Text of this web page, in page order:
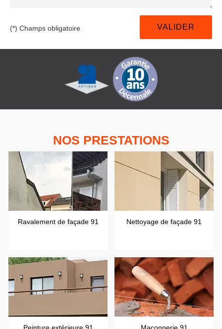
(*) Champs obligatoire
NOS PRESTATIONS
Ravalement de façade 91 Nettoyage de façade 91